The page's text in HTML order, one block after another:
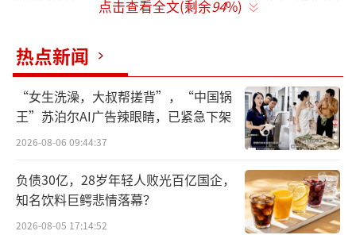
3月9日，中国传媒大学党委书记廖祥忠透
露，受AI带来巨大冲击，中国传媒大学一次性
停办了翻译、摄影等16个本科专业，直面“人
机分工时代”。
AI，正加速朝向改变世界前进。
暴富传说
点击查看全文(剩余94%)
热点新闻
“女生洗澡，大叔帮搓背”，“中国锅
王”苏泊尔AI广告辣眼睛，已紧急下架
2026-08-06 09:44:37
负债30亿，28岁年轻人败光百亿国企，
知名饮料巨鳄悲情落幕？
2026-08-05 17:14:52